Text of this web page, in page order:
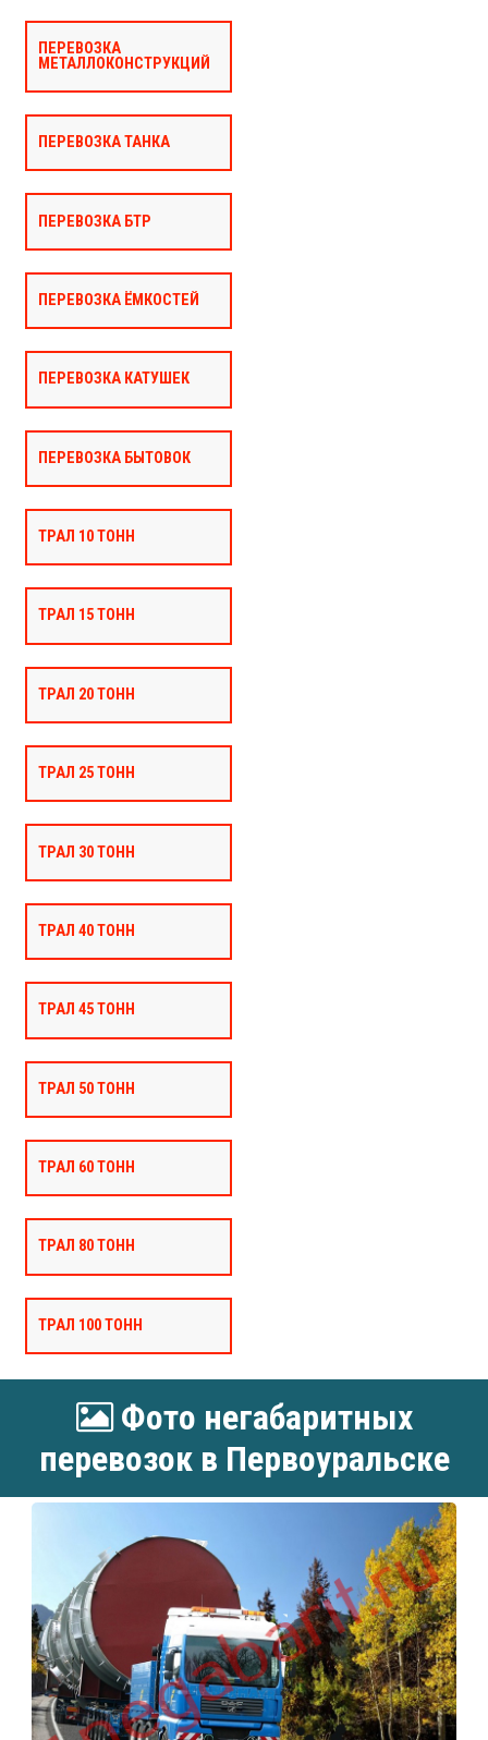
ПЕРЕВОЗКА
МЕТАЛЛОКОНСТРУКЦИЙ
ПЕРЕВОЗКА ТАНКА
ПЕРЕВОЗКА БТР
ПЕРЕВОЗКА ЁМКОСТЕЙ
ПЕРЕВОЗКА КАТУШЕК
ПЕРЕВОЗКА БЫТОВОК
ТРАЛ 10 ТОНН
ТРАЛ 15 ТОНН
ТРАЛ 20 ТОНН
ТРАЛ 25 ТОНН
ТРАЛ 30 ТОНН
ТРАЛ 40 ТОНН
ТРАЛ 45 ТОНН
ТРАЛ 50 ТОНН
ТРАЛ 60 ТОНН
ТРАЛ 80 ТОНН
ТРАЛ 100 ТОНН
Фото негабаритных
перевозок в Первоуральске